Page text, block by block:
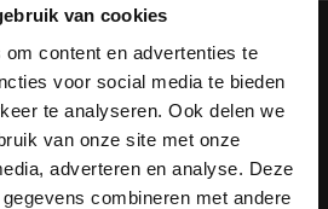
van cookies
content en advertenties te
voor social media te bieden
te analyseren. Ook delen we
van onze site met onze
adverteren en analyse. Deze
combineren met andere